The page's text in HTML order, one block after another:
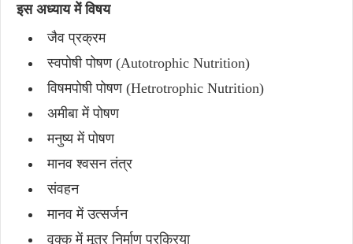
इस अध्याय में विषय
जैव प्रक्रम
स्वपोषी पोषण (Autotrophic Nutrition)
विषमपोषी पोषण (Hetrotrophic Nutrition)
अमीबा में पोषण
मनुष्य में पोषण
मानव श्वसन तंत्र
संवहन
मानव में उत्सर्जन
वृक्क में मूत्र निर्माण प्रक्रिया